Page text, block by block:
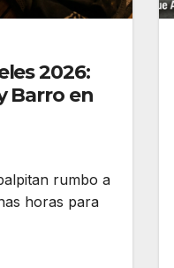
2026:
Barro en
rumbo a
horas para